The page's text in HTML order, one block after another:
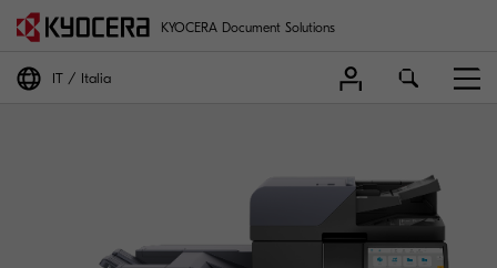
KYOCERA Document Solutions
IT Italia